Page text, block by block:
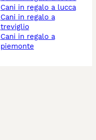
cani in regalo a lucca
cani in regalo a
treviglio
cani in regalo a
piemonte